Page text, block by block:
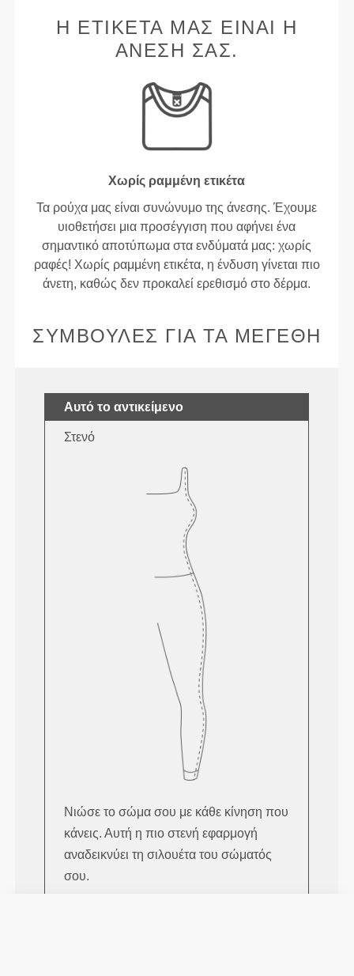
Η ΕΤΙΚΈΤΑ ΜΑΣ ΕΊΝΑΙ Η
ΆΝΕΣΉ ΣΑΣ.
Χωρίς ραμμένη ετικέτα
Τα ρούχα μας είναι συνώνυμο της άνεσης. Έχουμε
υιοθετήσει μια προσέγγιση που αφήνει ένα
σημαντικό αποτύπωμα στα ενδύματά μας: χωρίς
ραφές! Χωρίς ραμμένη ετικέτα, η ένδυση γίνεται πιο
άνετη, καθώς δεν προκαλεί ερεθισμό στο δέρμα.
ΣΥΜΒΟΥΛΈΣ ΓΙΑ ΤΑ ΜΕΓΈΘΗ
Αυτό το αντικείμενο
Στενό
Νιώσε το σώμα σου με κάθε κίνηση που
κάνεις. Αυτή η πιο στενή εφαρμογή
αναδεικνύει τη σιλουέτα του σώματός
σου.